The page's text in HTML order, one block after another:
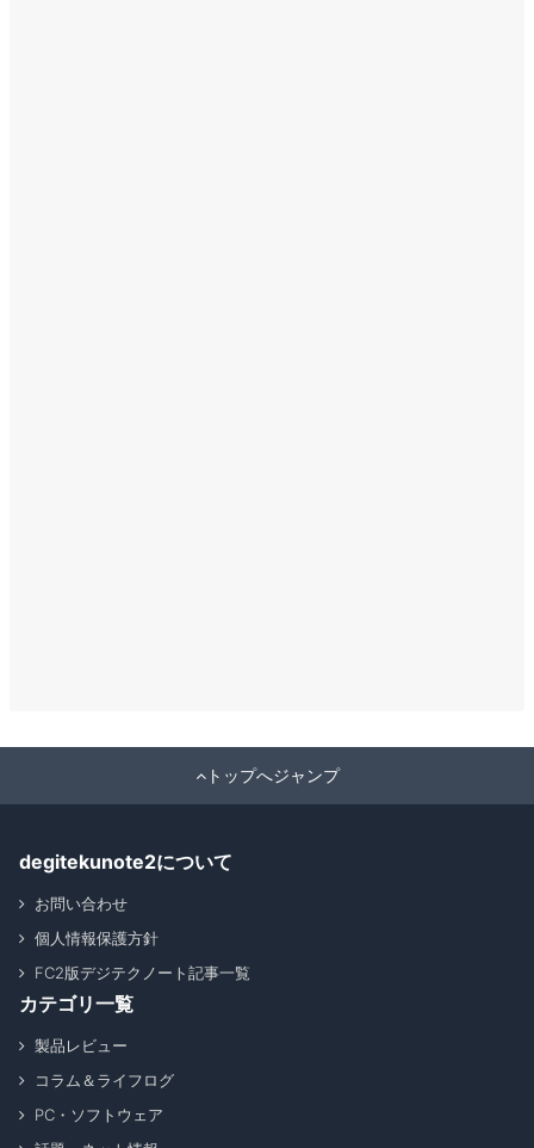
トップへジャンプ
degitekunote2について
お問い合わせ
個人情報保護方針
FC2版デジテクノート記事一覧
カテゴリ一覧
製品レビュー
コラム＆ライフログ
PC・ソフトウェア